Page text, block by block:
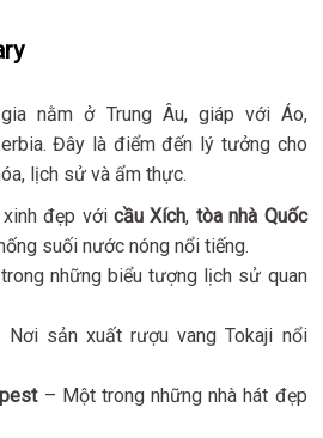
nằm ở Trung Âu, giáp với Áo,
Đây là điểm đến lý tưởng cho
lịch sử và ẩm thực.
đẹp với cầu Xích, tòa nhà Quốc
suối nước nóng nổi tiếng.
những biểu tượng lịch sử quan
Nơi sản xuất rượu vang Tokaji nổi
– Một trong những nhà hát đẹp